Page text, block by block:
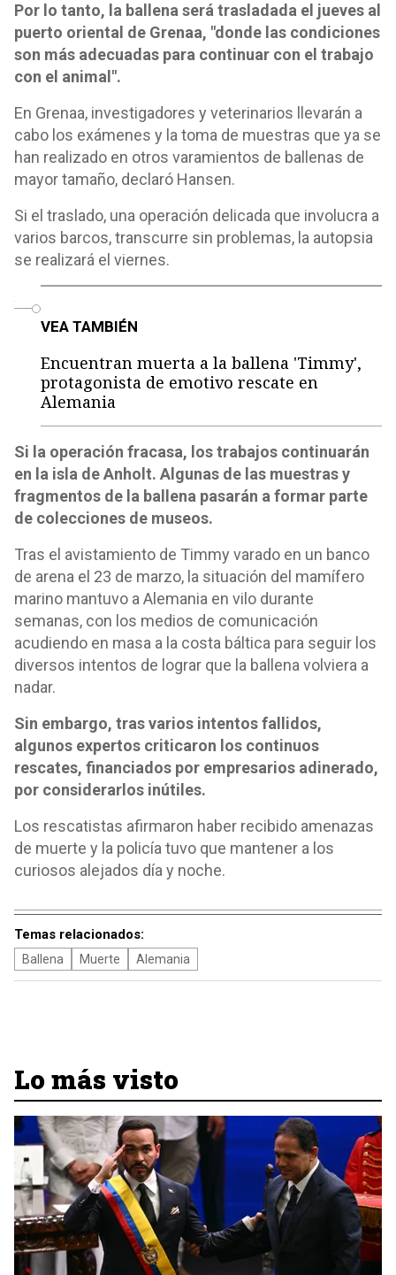
Por lo tanto, la ballena será trasladada el jueves al
puerto oriental de Grenaa, "donde las condiciones
son más adecuadas para continuar con el trabajo
con el animal".
En Grenaa, investigadores y veterinarios llevarán a
cabo los exámenes y la toma de muestras que ya se
han realizado en otros varamientos de ballenas de
mayor tamaño, declaró Hansen.
Si el traslado, una operación delicada que involucra a
varios barcos, transcurre sin problemas, la autopsia
se realizará el viernes.
VEA TAMBIÉN
Encuentran muerta a la ballena 'Timmy',
protagonista de emotivo rescate en
Alemania
Si la operación fracasa, los trabajos continuarán
en la isla de Anholt. Algunas de las muestras y
fragmentos de la ballena pasarán a formar parte
de colecciones de museos.
Tras el avistamiento de Timmy varado en un banco
de arena el 23 de marzo, la situación del mamífero
marino mantuvo a Alemania en vilo durante
semanas, con los medios de comunicación
acudiendo en masa a la costa báltica para seguir los
diversos intentos de lograr que la ballena volviera a
nadar.
Sin embargo, tras varios intentos fallidos,
algunos expertos criticaron los continuos
rescates, financiados por empresarios adinerado,
por considerarlos inútiles.
Los rescatistas afirmaron haber recibido amenazas
de muerte y la policía tuvo que mantener a los
curiosos alejados día y noche.
Temas relacionados:
Ballena Muerte Alemania
Lo más visto